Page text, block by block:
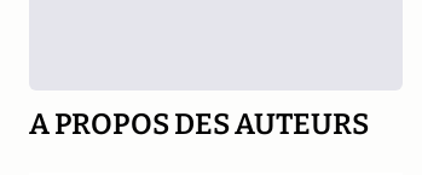
A PROPOS DES AUTEURS